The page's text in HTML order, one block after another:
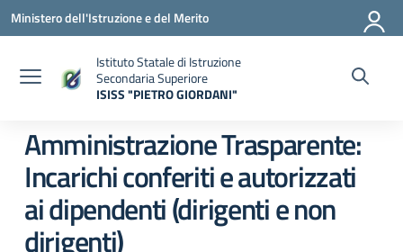
Vai ai contenuti
Vai al menu di navigazione
Vai al footer
Ministero dell'Istruzione e del Merito
Istituto Statale di Istruzione
Secondaria Superiore
ISISS "PIETRO GIORDANI"
Amministrazione Trasparente:
Incarichi conferiti e autorizzati
ai dipendenti (dirigenti e non
dirigenti)